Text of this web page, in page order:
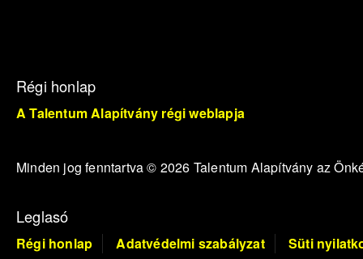
Régi honlap
A Talentum Alapítvány régi weblapja
Minden jog fenntartva © 2026 Talentum Alapítvány az
Leglasó
Régi honlap Adatvédelmi szabályzat Süti